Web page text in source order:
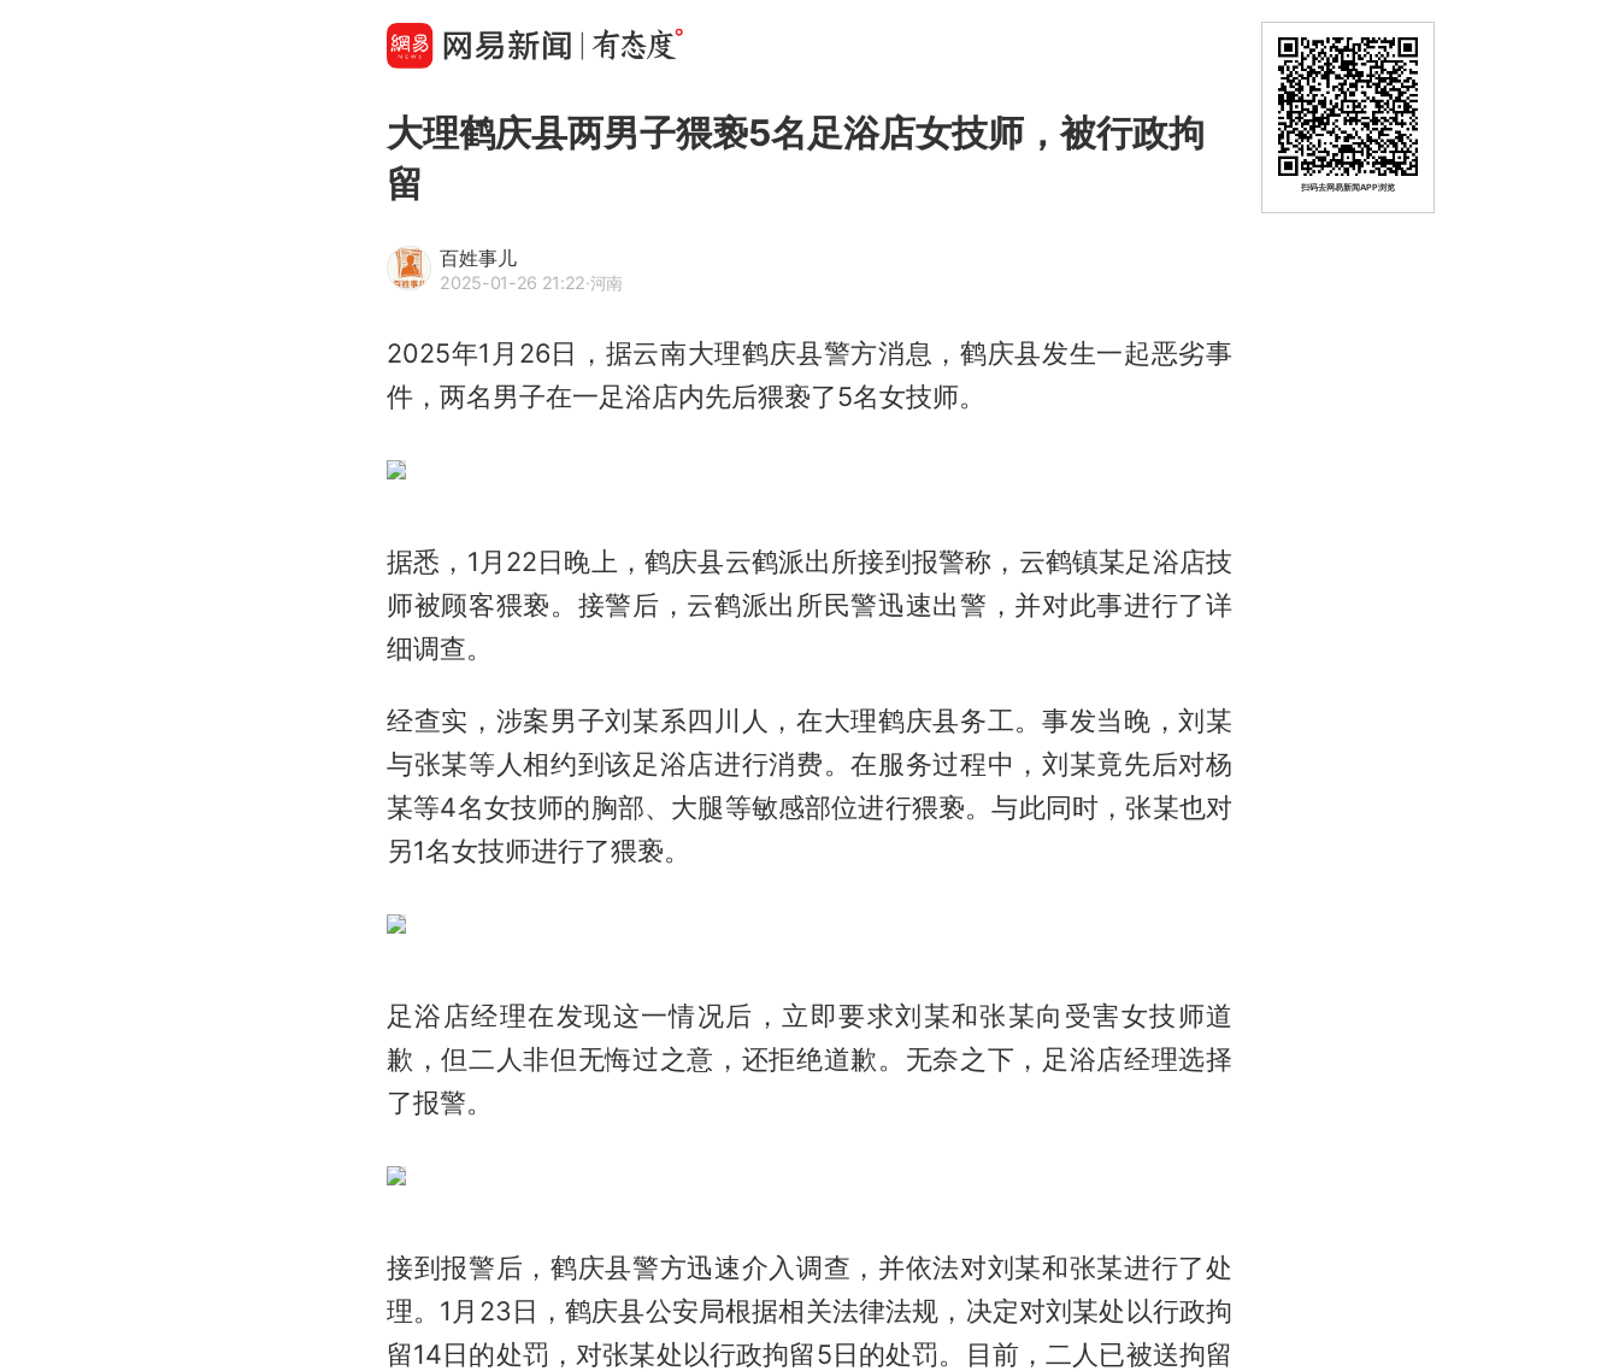
大理鹤庆县两男子猥亵5名足浴店女技师，被行政拘
留
百姓事儿
2025-01-26 21:22·河南
2025年1月26日，据云南大理鹤庆县警方消息，鹤庆县发生一起恶劣事
件，两名男子在一足浴店内先后猥亵了5名女技师。
据悉，1月22日晚上，鹤庆县云鹤派出所接到报警称，云鹤镇某足浴店技
师被顾客猥亵。接警后，云鹤派出所民警迅速出警，并对此事进行了详
细调查。
经查实，涉案男子刘某系四川人，在大理鹤庆县务工。事发当晚，刘某
与张某等人相约到该足浴店进行消费。在服务过程中，刘某竟先后对杨
某等4名女技师的胸部、大腿等敏感部位进行猥亵。与此同时，张某也对
另1名女技师进行了猥亵。
足浴店经理在发现这一情况后，立即要求刘某和张某向受害女技师道
歉，但二人非但无悔过之意，还拒绝道歉。无奈之下，足浴店经理选择
了报警。
接到报警后，鹤庆县警方迅速介入调查，并依法对刘某和张某进行了处
理。1月23日，鹤庆县公安局根据相关法律法规，决定对刘某处以行政拘
留14日的处罚，对张某处以行政拘留5日的处罚。目前，二人已被送拘留
扫码去网易新闻APP浏览